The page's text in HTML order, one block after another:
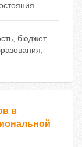
, бюджет,
,
в